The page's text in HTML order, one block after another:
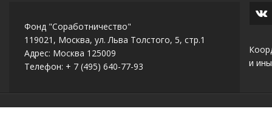
Фонд "Соработничество"
119021, Москва, ул. Льва Толстого, 5, стр.1
Адрес: Москва 125009
Телефон: + 7 (495) 640-77-93
и